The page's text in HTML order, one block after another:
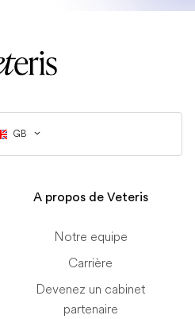
GB
A propos de Veteris
Notre equipe
Carrière
Devenez un cabinet
partenaire